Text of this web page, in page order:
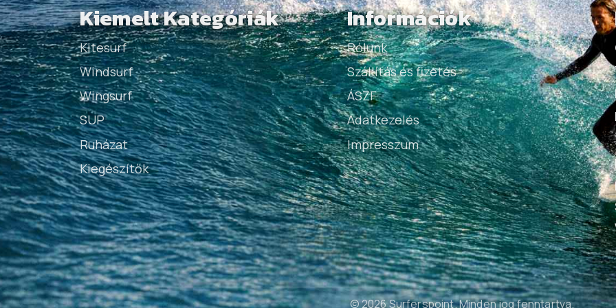
Kiemelt Kategóriák
Kitesurf
Windsurf
Wingsurf
SUP
Ruházat
Kiegészítők
Információk
Rólunk
Szállítás és fizetés
ÁSZF
Adatkezelés
Impresszum
© 2026 Surferspoint. Minden jog fenntartva.